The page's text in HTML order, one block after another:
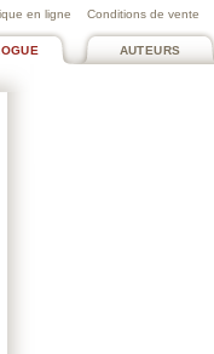
en ligne Conditions de vente
AUTEURS